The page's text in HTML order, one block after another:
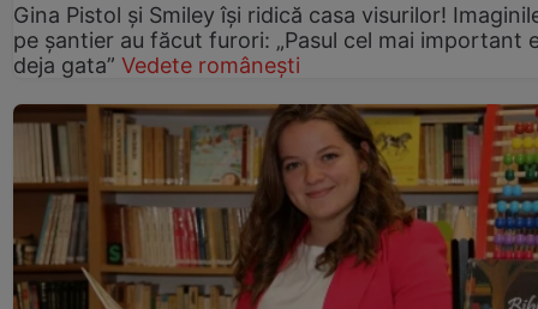
Gina Pistol și Smiley își ridică casa visurilor!
pe șantier au făcut furori: „Pasul cel mai important
deja gata” Vedete românești